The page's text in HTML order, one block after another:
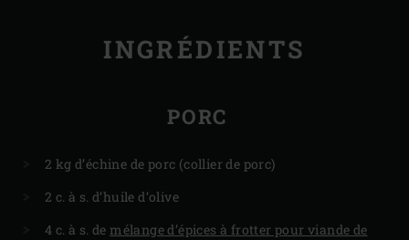
INGRÉDIENTS
PORC
2 kg d’échine de porc (collier de porc)
2 c. à s. d’huile d’olive
4 c. à s. demélange d’épices à frotter pour viande de